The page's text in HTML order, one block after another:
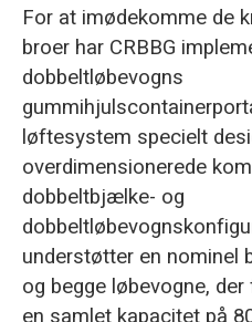
For at imødekomme de
broer har CRBBG
dobbeltløbevogns
løftesystem specielt
overdimensionerede
dobbeltbjælke- og
understøtter en nominel
og begge løbevogne,